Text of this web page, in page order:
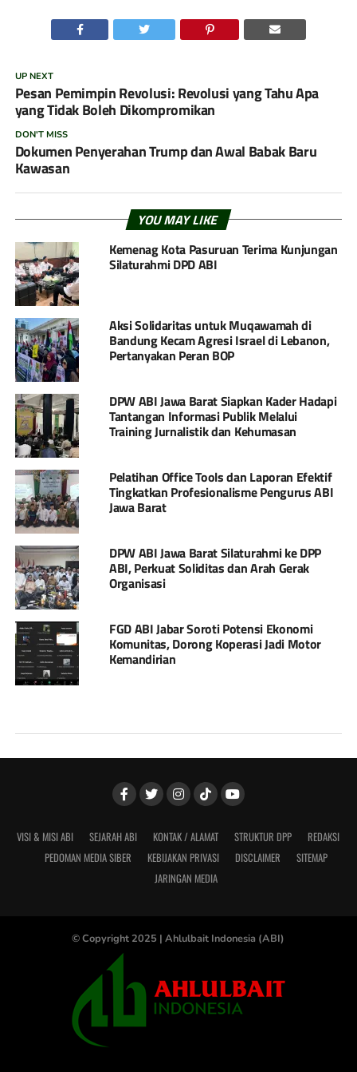
UP NEXT
Pesan Pemimpin Revolusi: Revolusi yang Tahu Apa
yang Tidak Boleh Dikompromikan
DON'T MISS
Dokumen Penyerahan Trump dan Awal Babak Baru
Kawasan
YOU MAY LIKE
Kemenag Kota Pasuruan Terima Kunjungan
Silaturahmi DPD ABI
Aksi Solidaritas untuk Muqawamah di
Bandung Kecam Agresi Israel di Lebanon,
Pertanyakan Peran BOP
DPW ABI Jawa Barat Siapkan Kader Hadapi
Tantangan Informasi Publik Melalui
Training Jurnalistik dan Kehumasan
Pelatihan Office Tools dan Laporan Efektif
Tingkatkan Profesionalisme Pengurus ABI
Jawa Barat
DPW ABI Jawa Barat Silaturahmi ke DPP
ABI, Perkuat Soliditas dan Arah Gerak
Organisasi
FGD ABI Jabar Soroti Potensi Ekonomi
Komunitas, Dorong Koperasi Jadi Motor
Kemandirian
VISI & MISI ABI SEJARAH ABI KONTAK / ALAMAT STRUKTUR DPP
REDAKSI
PEDOMAN MEDIA SIBER
KEBIJAKAN PRIVASI DISCLAIMER
SITEMAP
JARINGAN MEDIA
© Copyright 2025 | Ahlulbait Indonesia (ABI)